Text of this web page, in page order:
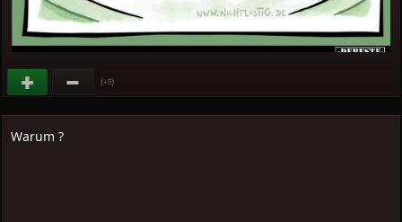
(+5)
Warum ?